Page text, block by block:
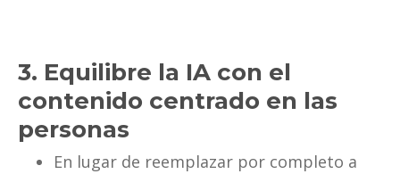
3. Equilibre la IA con el
contenido centrado en las
personas
En lugar de reemplazar por completo a